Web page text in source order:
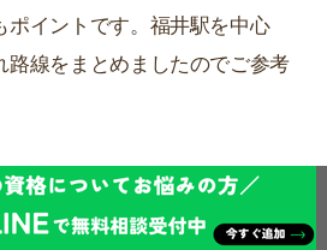
イントです。福井駅を中心
路線をまとめましたのでご参考
線